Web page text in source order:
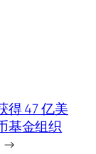
得 47 亿美
基金组织
→